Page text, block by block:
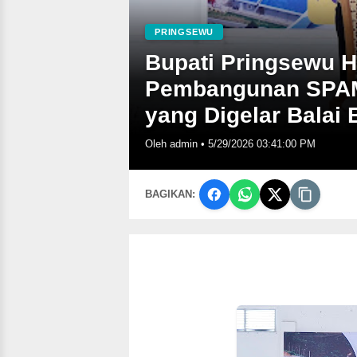
PRINGSEWU
Bupati Pringsewu
Pembangunan
yang Digelar Balai
Oleh admin • 5/29/2026 03:41:00 PM
BAGIKAN: